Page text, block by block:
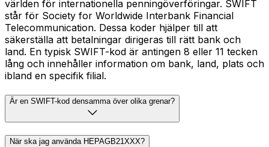
världen för internationella penningöverföringar. SWIFT
står för Society for Worldwide Interbank Financial
Telecommunication. Dessa koder hjälper till att
säkerställa att betalningar dirigeras till rätt bank och
land. En typisk SWIFT-kod är antingen 8 eller 11 tecken
lång och innehåller information om bank, land, plats och
ibland en specifik filial.
Är en SWIFT-kod densamma över olika grenar?
När ska jag använda HEPAGB21XXX?